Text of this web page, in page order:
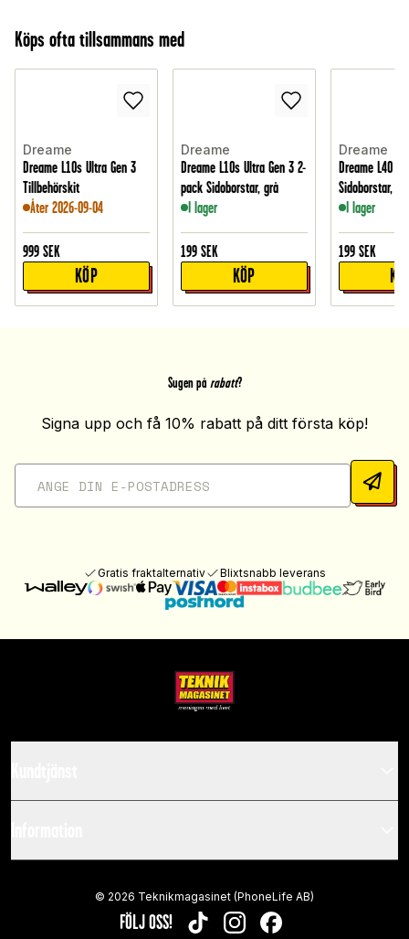
Köps ofta tillsammans med
Dreame
Dreame L10s Ultra Gen 3
Tillbehörskit
Åter 2026-09-04
999 SEK
KÖP
Dreame
Dreame L10s Ultra Gen 3 2-
pack Sidoborstar, grå
I lager
199 SEK
KÖP
Dreame
Dreame L40
Sidoborstar,
I lager
199 SEK
Sugen på rabatt?
Signa upp och få 10% rabatt på ditt första köp!
Gratis fraktalternativ Blixtsnabb leverans
FÖLJ OSS! TIKTOKINSTAGRAMFACEBOOK
© 2026 Teknikmagasinet (PhoneLife AB)